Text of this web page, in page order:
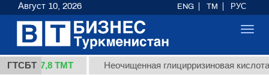
ГТСБТ
(кг.) 37,8 ТМТ Неочищенная глицирризиновая кислота
Август 10, 2026 ENG TM РУС